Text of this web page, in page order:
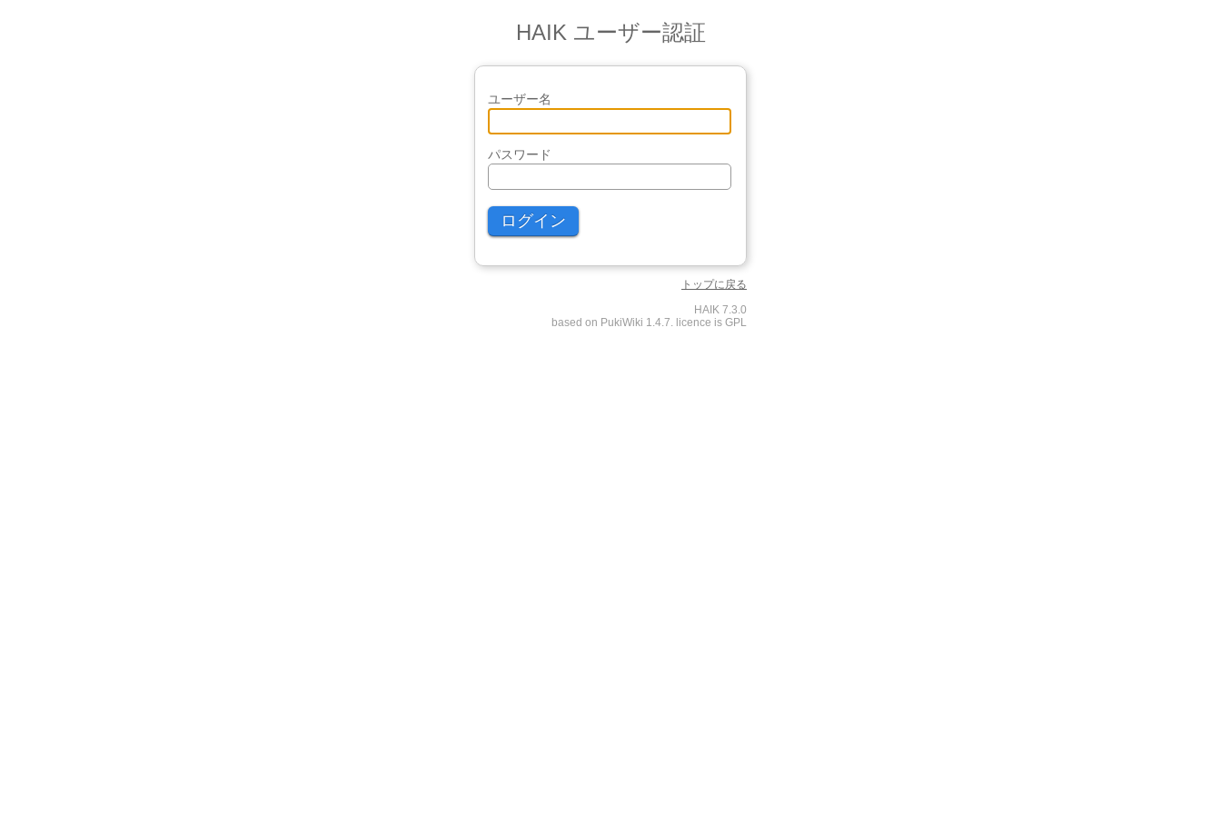
HAIK ユーザー認証
ユーザー名
パスワード
トップに戻る
HAIK 7.3.0
based on PukiWiki 1.4.7. licence is GPL